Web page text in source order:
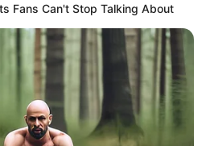
ญลักษณ์ของ เลข 1 คือ
Fans Can't Stop Talking About